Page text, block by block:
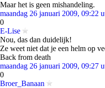
Maar het is geen mishandeling.
maandag 26 januari 2009, 09:22
0
E-Lise
Nou, das dan duidelijk!
Ze weet niet dat je een helm op
Back from death
maandag 26 januari 2009, 09:27
0
Broer_Banaan